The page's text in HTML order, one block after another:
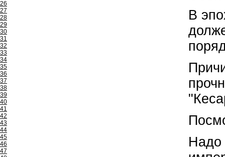
26
27
28
29
30
31
32
33
34
35
36
37
38
39
40
41
42
43
44
45
46
47
В
Надо